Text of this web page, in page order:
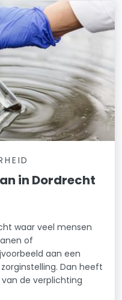
in Dordrecht
waar veel mensen
of
aan een
Dan heeft
de verplichting